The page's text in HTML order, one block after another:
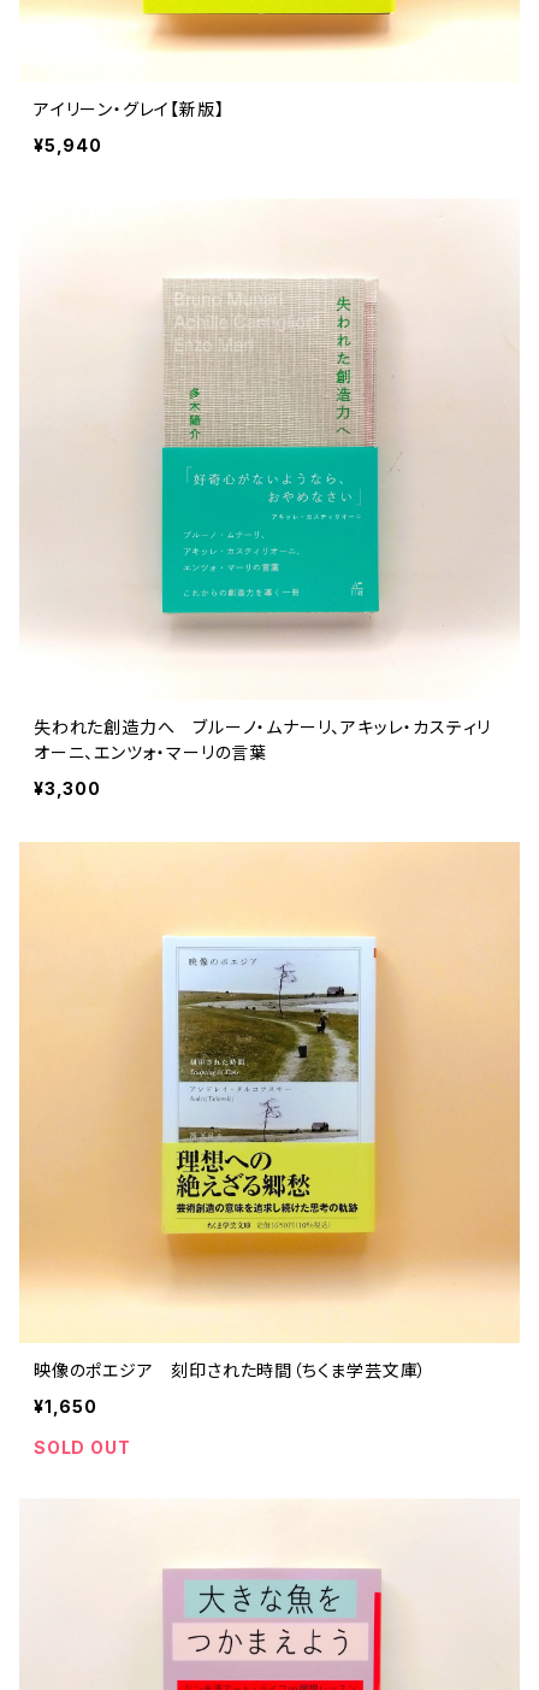
アイリーン・グレイ【新版】
¥5,940
失われた創造力へ ブルーノ・ムナーリ、アキッレ・カスティリ
オーニ、エンツォ・マーリの言葉
¥3,300
映像のポエジア 刻印された時間（ちくま学芸文庫）
¥1,650
SOLD OUT